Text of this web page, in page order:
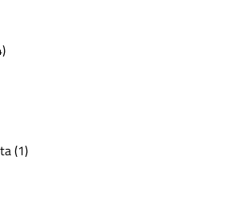
(1)